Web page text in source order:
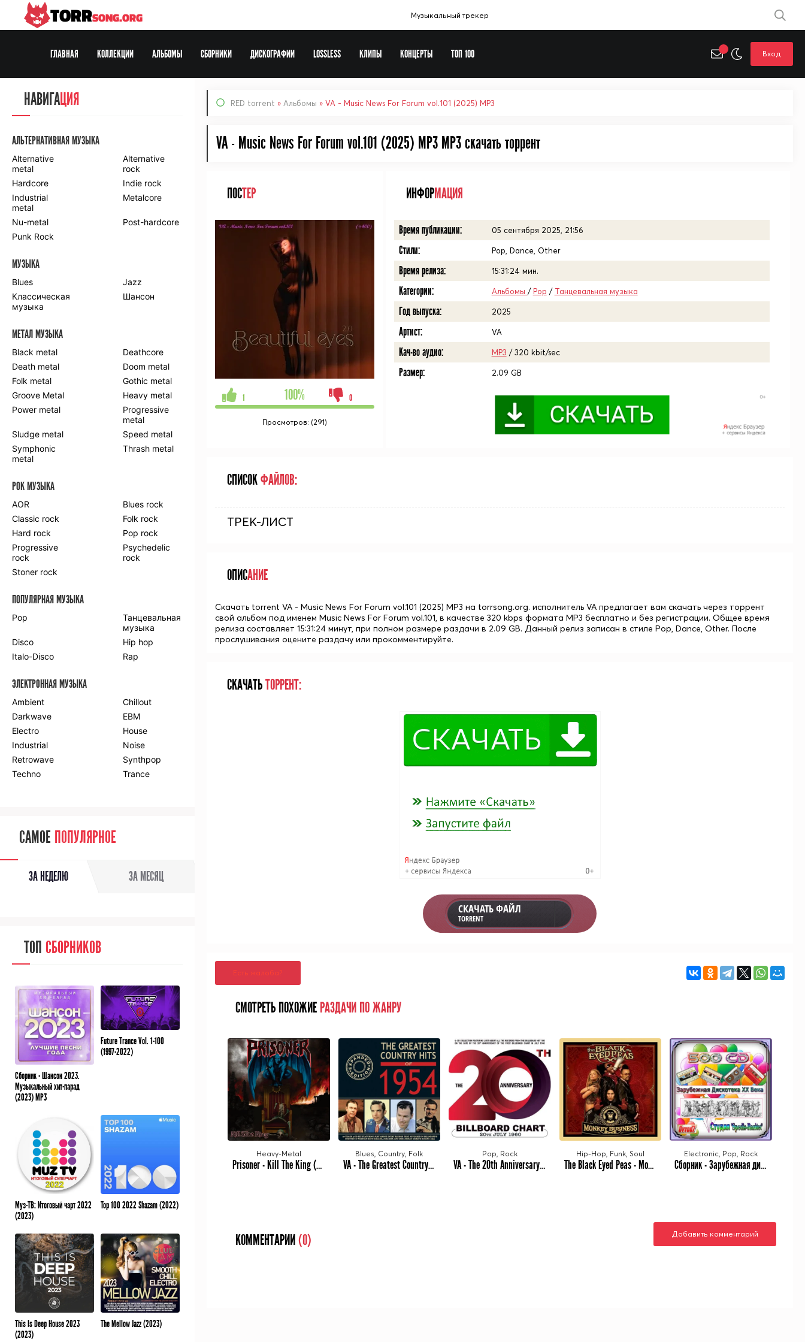
RED torrent » Альбомы » VA - Music News For Forum vol.101 (2025) MP3
VA - Music News For Forum vol.101 (2025) MP3 MP3 cкачать торрент
ПОСТЕР
1 100% 0
Просмотров: (291)
ИНФОРМАЦИЯ
Время публикации: 05 сентября 2025, 21:56
Стили: Pop, Dance, Other
Время релиза: 15:31:24 мин.
Категории: Альбомы /Pop / Танцевальная музыка
Год выпуска: 2025
Артист: VA
Кач-во аудио: MP3 / 320 kbit/sec
Размер: 2.09 GB
СПИСОКФАЙЛОВ:
ТРЕК-ЛИСТ
ОПИСАНИЕ
Скачать torrent VA - Music News For Forum vol.101 (2025) MP3 на torrsong.org. исполнитель VA предлагает вам скачать через торрент
свой альбом под именем Music News For Forum vol.101, в качестве 320 kbps формата MP3 бесплатно и без регистрации. Общее время
релиза составляет 15:31:24 минут, при полном размере раздачи в 2.09 GB. Данный релиз записан в стиле Pop, Dance, Other. После
прослушивания оцените раздачу или прокомментируйте.
СКАЧАТЬТОРРЕНТ:
СКАЧАТЬ ФАЙЛ
TORRENT
Есть жалоба?
СМОТРЕТЬ ПОХОЖИЕ РАЗДАЧИ ПО ЖАНРУ
Heavy-Metal
Prisoner - Kill The King (2025) MP3
Blues, Country, Folk
VA - The Greatest Country Hits Of 1954 (2025) MP3
Pop, Rock
VA - The 20th Anniversary Billboard Chart July 1960 (2025) MP3
Hip-Hop, Funk, Soul
The Black Eyed Peas - Monkey Business [20th Anniversary Edition] (2005/2025) MP3
Electronic, Pop, Rock
Сборник - Зарубежная дискотека ХХ века. Студия «Spedis-Raritet» [401-450 CD] (2025) MP3 от Ovvod7
КОММЕНТАРИИ (0) Добавить комментарий
НАВИГАЦИЯ
АЛЬТЕРНАТИВНАЯ МУЗЫКА
Alternative
metal
Alternative
rock
Hardcore
Indie rock
Industrial
metal
Metalcore
Nu-metal
Post-hardcore
Punk Rock
МУЗЫКА
Blues
Jazz
Классическая
музыка
Шансон
МЕТАЛ МУЗЫКА
Black metal
Deathcore
Death metal
Doom metal
Folk metal
Gothic metal
Groove Metal
Heavy metal
Power metal
Progressive
metal
Sludge metal
Speed metal
Symphonic
metal
Thrash metal
РОК МУЗЫКА
AOR
Blues rock
Classic rock
Folk rock
Hard rock
Pop rock
Progressive
rock
Psychedelic
rock
Stoner rock
ПОПУЛЯРНАЯ МУЗЫКА
Pop
Танцевальная
музыка
Disco
Hip hop
Italo-Disco
Rap
ЭЛЕКТРОННАЯ МУЗЫКА
Ambient
Chillout
Darkwave
EBM
Electro
House
Industrial
Noise
Retrowave
Synthpop
Techno
Trance
САМОЕ ПОПУЛЯРНОЕ
ЗА НЕДЕЛЮ ЗА МЕСЯЦ
ТОП СБОРНИКОВ
Сборник - Шансон 2023.
Музыкальный хит-парад
(2023) MP3
Future Trance Vol. 1-100
(1997-2022)
Муз-ТВ: Итоговый чарт 2022
(2023)
Top 100 2022 Shazam (2022)
This Is Deep House 2023
(2023)
The Mellow Jazz (2023)
TORRSONG.ORG Музыкальный трекер
ГЛАВНАЯ КОЛЛЕКЦИИ
Web-DL
Europa Plus
Новогодние сборники
АЛЬБОМЫ СБОРНИКИ ДИСКОГРАФИИ LOSSLESS КЛИПЫ КОНЦЕРТЫ ТОП 100 Вход